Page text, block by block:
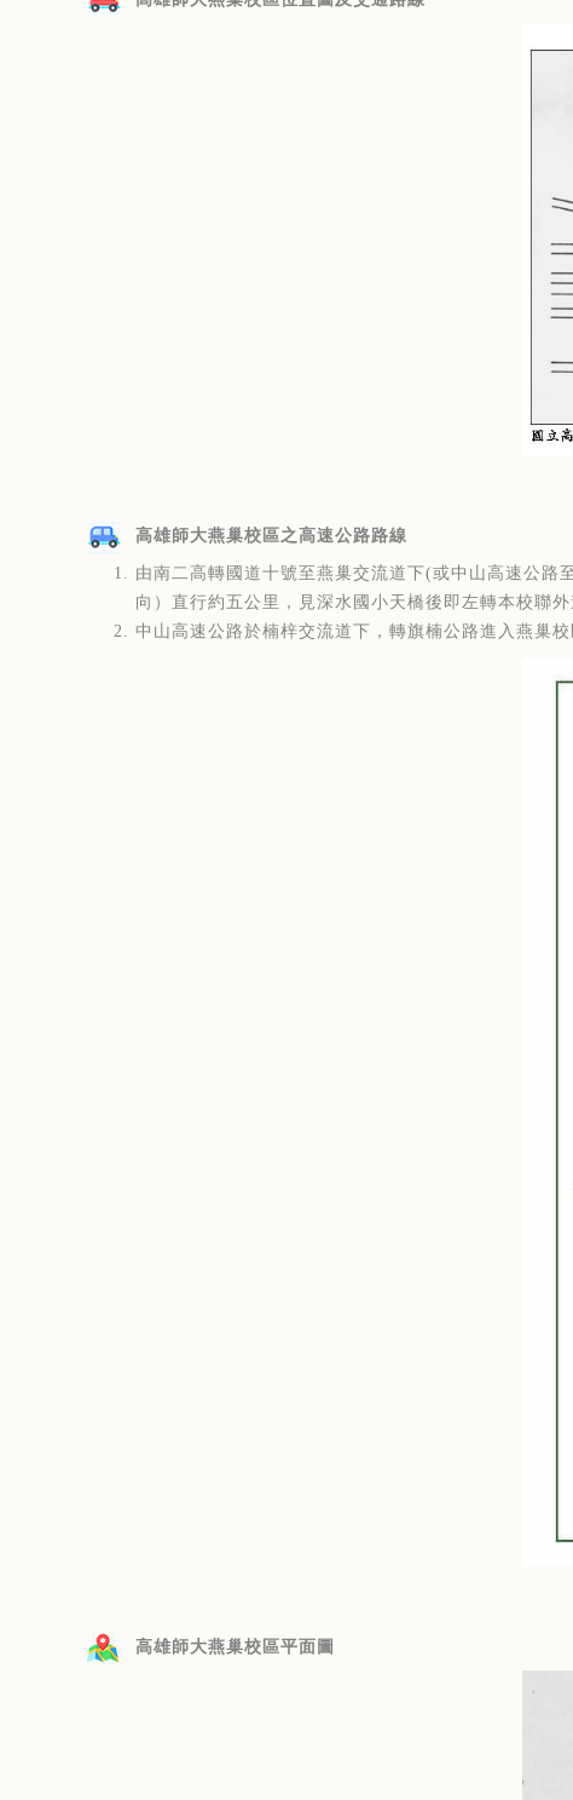
高雄師大燕巢校區之高速公路路線
由南二高轉國道十號至燕巢交流道下(或中山高速公路
向）直行約五公里，見深水國小天橋後即左轉本校聯外
中山高速公路於楠梓交流道下，轉旗楠公路進入燕巢校
高雄師大燕巢校區平面圖